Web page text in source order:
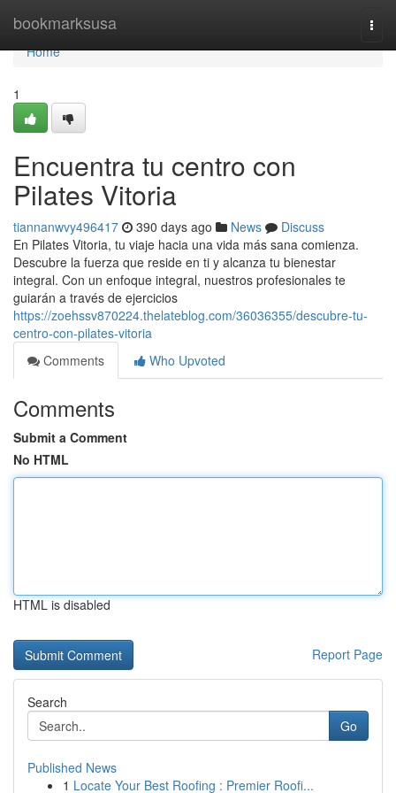
bookmarksusa
Home
Home
1
Encuentra tu centro con
Pilates Vitoria
tiannanwvy496417 390 days ago News
Discuss
En Pilates Vitoria, tu viaje hacia una vida más sana comienza.
Descubre la fuerza que reside en ti y alcanza tu bienestar
integral. Con un enfoque integral, nuestros profesionales te
guiarán a través de ejercicios
https://zoehssv870224.thelateblog.com/36036355/descubre-tu-
centro-con-pilates-vitoria
Comments
Who Upvoted
Comments
Submit a Comment
No HTML
HTML is disabled
Report Page
Search
Go
Published News
1 Locate Your Best Roofing : Premier Roofi...